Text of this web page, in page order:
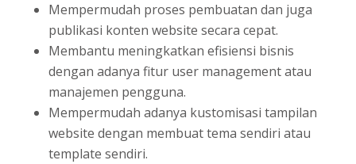
Mempermudah proses pembuatan dan juga
publikasi konten website secara cepat.
Membantu meningkatkan efisiensi bisnis
dengan adanya fitur user management atau
manajemen pengguna.
Mempermudah adanya kustomisasi tampilan
website dengan membuat tema sendiri atau
template sendiri.